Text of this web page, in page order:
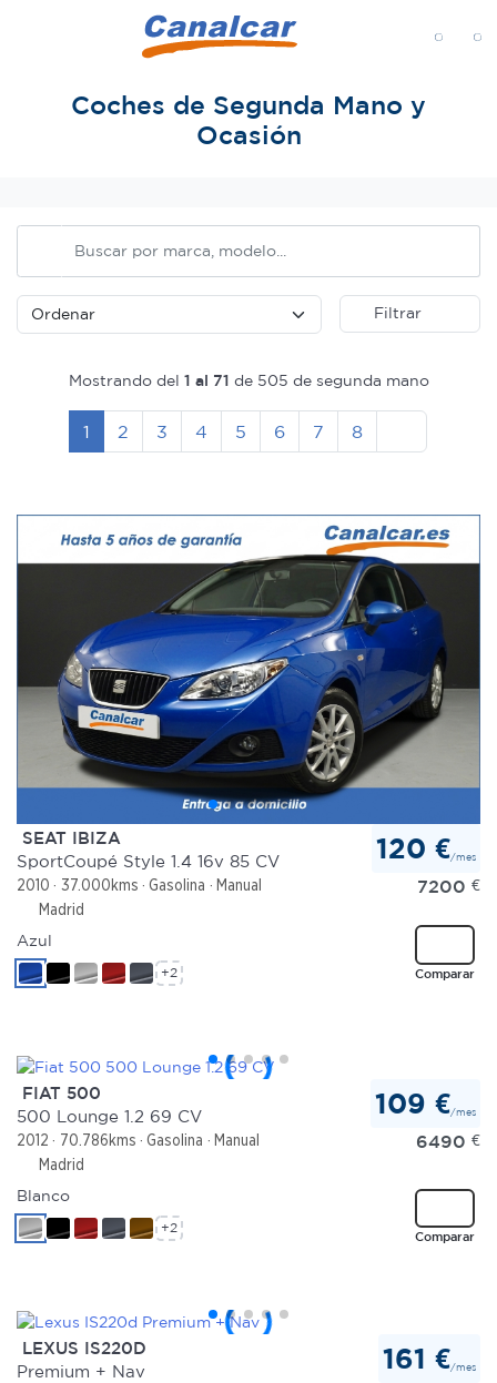
Coches de Segunda Mano y
Ocasión
Filtrar
Mostrando del 1 al 71 de 505 de segunda mano
1 2 3 4 5 6 7 8
SEAT IBIZA
SportCoupé Style 1.4 16v 85 CV
2010 37.000kms Gasolina
Manual
Madrid
120 €/mes
7200 €
Comparar
Azul
+2
FIAT 500
500 Lounge 1.2 69 CV
2012 70.786kms Gasolina
Manual
Madrid
109 €/mes
6490 €
Comparar
Blanco
+2
LEXUS IS220D
Premium + Nav
161 €/mes